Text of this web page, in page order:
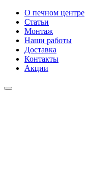
О печном центре
Статьи
Монтаж
Наши работы
Доставка
Контакты
Акции